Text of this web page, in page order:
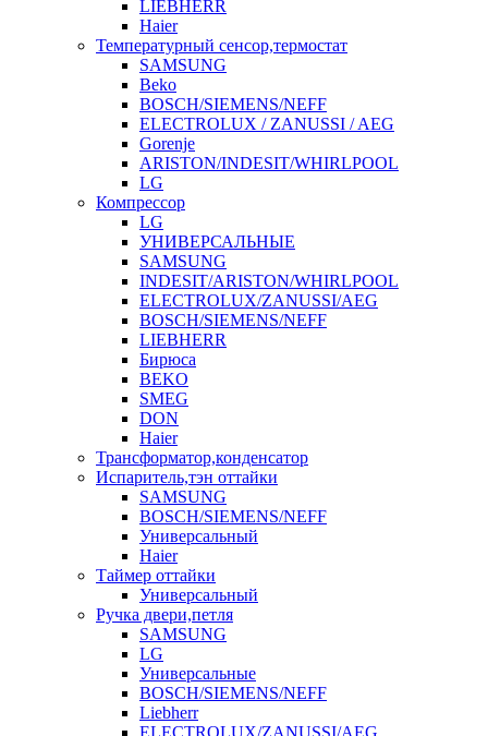
LIEBHERR
Haier
Температурный сенсор,термостат
SAMSUNG
Beko
BOSCH/SIEMENS/NEFF
ELECTROLUX / ZANUSSI / AEG
Gorenje
ARISTON/INDESIT/WHIRLPOOL
LG
Компрессор
LG
УНИВЕРСАЛЬНЫЕ
SAMSUNG
INDESIT/ARISTON/WHIRLPOOL
ELECTROLUX/ZANUSSI/AEG
BOSCH/SIEMENS/NEFF
LIEBHERR
Бирюса
BEKO
SMEG
DON
Haier
Трансформатор,конденсатор
Испаритель,тэн оттайки
SAMSUNG
BOSCH/SIEMENS/NEFF
Универсальный
Haier
Таймер оттайки
Универсальный
Ручка двери,петля
SAMSUNG
LG
Универсальные
BOSCH/SIEMENS/NEFF
Liebherr
ELECTROLUX/ZANUSSI/AEG